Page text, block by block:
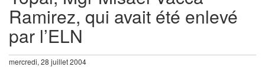
Ramirez, qui avait été enlevé
par l’ELN
mercredi, 28 juillet 2004